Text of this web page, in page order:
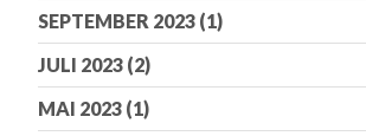
SEPTEMBER 2023 (1)
JULI 2023 (2)
MAI 2023 (1)